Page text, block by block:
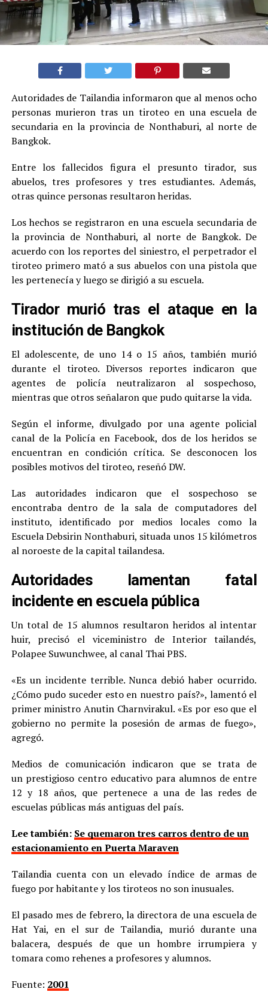
Autoridades de Tailandia informaron que al menos ocho
personas murieron tras un tiroteo en una escuela de
secundaria en la provincia de Nonthaburi, al norte de
Bangkok.
Entre los fallecidos figura el presunto tirador, sus
abuelos, tres profesores y tres estudiantes. Además,
otras quince personas resultaron heridas.
Los hechos se registraron en una escuela secundaria de
la provincia de Nonthaburi, al norte de Bangkok. De
acuerdo con los reportes del siniestro, el perpetrador el
tiroteo primero mató a sus abuelos con una pistola que
les pertenecía y luego se dirigió a su escuela.
Tirador murió tras el ataque en la
institución de Bangkok
El adolescente, de uno 14 o 15 años, también murió
durante el tiroteo. Diversos reportes indicaron que
agentes de policía neutralizaron al sospechoso,
mientras que otros señalaron que pudo quitarse la vida.
Según el informe, divulgado por una agente policial
canal de la Policía en Facebook, dos de los heridos se
encuentran en condición crítica. Se desconocen los
posibles motivos del tiroteo, reseñó DW.
Las autoridades indicaron que el sospechoso se
encontraba dentro de la sala de computadores del
instituto, identificado por medios locales como la
Escuela Debsirin Nonthaburi, situada unos 15 kilómetros
al noroeste de la capital tailandesa.
Autoridades lamentan fatal
incidente en escuela pública
Un total de 15 alumnos resultaron heridos al intentar
huir, precisó el viceministro de Interior tailandés,
Polapee Suwunchwee, al canal Thai PBS.
«Es un incidente terrible. Nunca debió haber ocurrido.
¿Cómo pudo suceder esto en nuestro país?», lamentó el
primer ministro Anutin Charnvirakul. «Es por eso que el
gobierno no permite la posesión de armas de fuego»,
agregó.
Medios de comunicación indicaron que se trata de
un prestigioso centro educativo para alumnos de entre
12 y 18 años, que pertenece a una de las redes de
escuelas públicas más antiguas del país.
Lee también: Se quemaron tres carros dentro de un
estacionamiento en Puerta Maraven
Tailandia cuenta con un elevado índice de armas de
fuego por habitante y los tiroteos no son inusuales.
El pasado mes de febrero, la directora de una escuela de
Hat Yai, en el sur de Tailandia, murió durante una
balacera, después de que un hombre irrumpiera y
tomara como rehenes a profesores y alumnos.
Fuente: 2001